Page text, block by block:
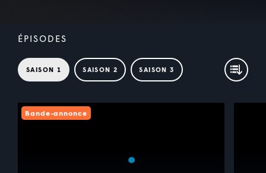
ÉPISODES
SAISON 1 SAISON 2 SAISON 3
Bande-annonce